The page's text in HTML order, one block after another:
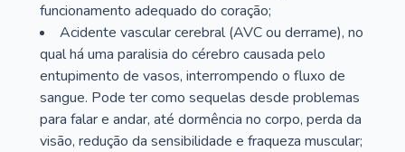
funcionamento adequado do coração;
Acidente vascular cerebral (AVC ou derrame), no
qual há uma paralisia do cérebro causada pelo
entupimento de vasos, interrompendo o fluxo de
sangue. Pode ter como sequelas desde problemas
para falar e andar, até dormência no corpo, perda da
visão, redução da sensibilidade e fraqueza muscular;